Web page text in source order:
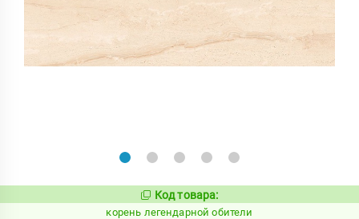
Код:
786687
Код товара:
корень легендарной обители